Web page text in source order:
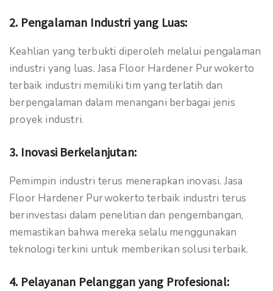
2. Pengalaman Industri yang Luas:
Keahlian yang terbukti diperoleh melalui pengalaman
industri yang luas. Jasa Floor Hardener Purwokerto
terbaik industri memiliki tim yang terlatih dan
berpengalaman dalam menangani berbagai jenis
proyek industri.
3. Inovasi Berkelanjutan:
Pemimpin industri terus menerapkan inovasi. Jasa
Floor Hardener Purwokerto terbaik industri terus
berinvestasi dalam penelitian dan pengembangan,
memastikan bahwa mereka selalu menggunakan
teknologi terkini untuk memberikan solusi terbaik.
4. Pelayanan Pelanggan yang Profesional: